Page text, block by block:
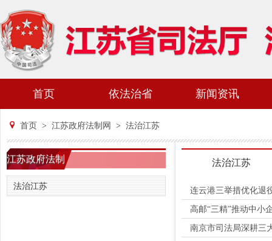
首页 依法治省 新闻资讯
首页 > 江苏政府法制网 > 法治江苏
江苏政府法制
网
法治江苏
法治江苏
连云港三举措优化退
高邮“三精”推动中小
南京市司法局深耕三